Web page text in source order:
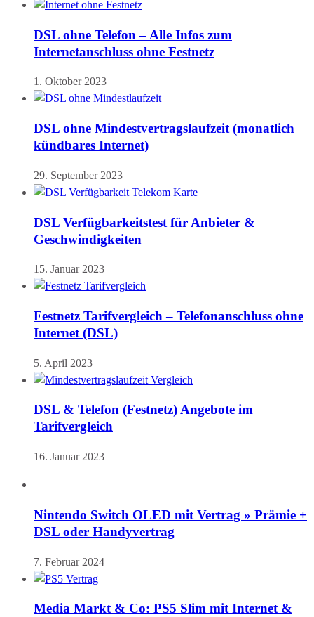
DSL ohne Telefon – Alle Infos zum
Internetanschluss ohne Festnetz
1. Oktober 2023
DSL ohne Mindestvertragslaufzeit (monatlich
kündbares Internet)
29. September 2023
DSL Verfügbarkeitstest für Anbieter &
Geschwindigkeiten
15. Januar 2023
Festnetz Tarifvergleich – Telefonanschluss ohne
Internet (DSL)
5. April 2023
DSL & Telefon (Festnetz) Angebote im
Tarifvergleich
16. Januar 2023
Nintendo Switch OLED mit Vertrag » Prämie +
DSL oder Handyvertrag
7. Februar 2024
Media Markt & Co: PS5 Slim mit Internet &